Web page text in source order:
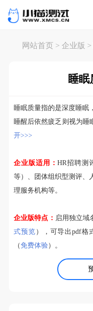
网站首页 > 企业版 >
睡眠
睡眠质量指的是深度睡眠
睡醒后依然疲乏则视为睡
开>>>
企业版适用：HR招聘测
等）、团体组织型测评、
理服务机构等。
企业版特点： 启用独立域
式预览 ），可导出pdf格
（免费体验）。